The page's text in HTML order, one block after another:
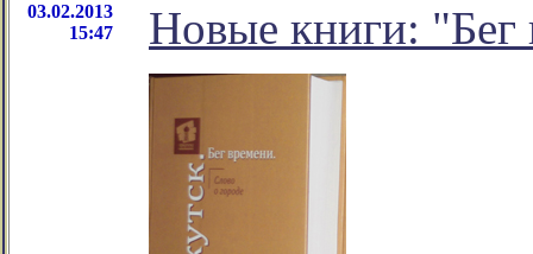
03.02.2013
15:47
Новые книги: "Бег